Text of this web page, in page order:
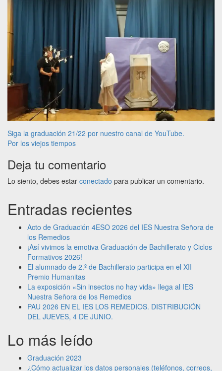
Navegación
de
entradas
Siga la graduación 21/22 por nuestro canal de YouTube.
Por los viejos tiempos
Deja tu comentario
Lo siento, debes estar conectado para publicar un comentario.
Entradas recientes
Acto de Graduación 4ESO 2026 del IES Nuestra Señora de
los Remedios
¡Así vivimos la emotiva Graduación de Bachillerato y Ciclos
Formativos 2026!
El alumnado de 2.º de Bachillerato participa en el XII
Premio Humanitas
La exposición «Sin insectos no hay vida» llega al IES
Nuestra Señora de los Remedios
PAU 2026 EN EL IES LOS REMEDIOS. DISTRIBUCIÓN
DEL JUEVES, 4 DE JUNIO.
Lo más leído
Graduación 2023
¿Cómo actualizar los datos personales (teléfonos, correos,